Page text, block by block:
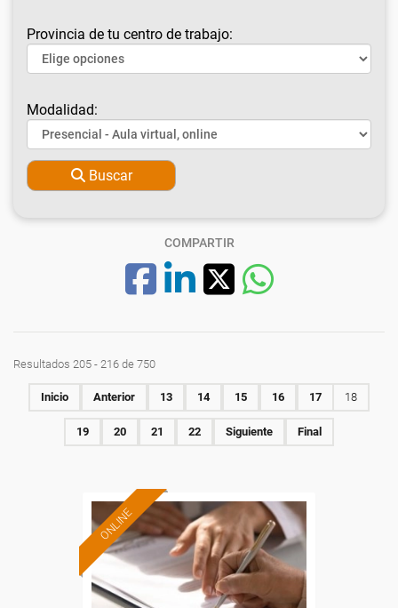
Provincia de tu centro de trabajo:
Modalidad:
Buscar
COMPARTIR
Resultados 205 - 216 de 750
Inicio Anterior 13 14 15 16 17 18
19 20 21 22 Siguiente Final
ONLINE
Formación 100%
subvencionada.